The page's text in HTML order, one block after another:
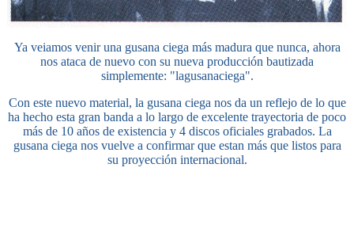
Ya veiamos venir una gusana ciega más madura que nunca, ahora
nos ataca de nuevo con su nueva producción bautizada
simplemente: "lagusanaciega".
Con este nuevo material, la gusana ciega nos da un reflejo de lo que
ha hecho esta gran banda a lo largo de excelente trayectoria de poco
más de 10 años de existencia y 4 discos oficiales grabados. La
gusana ciega nos vuelve a confirmar que estan más que listos para
su proyección internacional.